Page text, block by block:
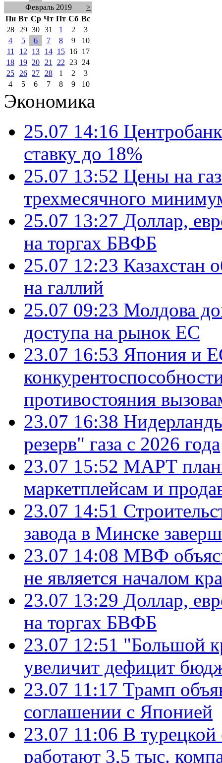
Февраль 2019
>
Пн Вт Ср Чт Пт Сб Вс
28
29 30 31 1 2
3
4
5 6 7 8 9
10
11
12 13 14 15 16
17
18
19 20 21 22 23
24
25
26 27 28 1 2
3
4
5 6 7 8 9 10
Экономика
25.07 14:16
ставку до 18%
25.07 13:52 Цены на
трехмесячного
25.07 13:27 Доллар,
на торгах БВФБ
25.07 12:23 Казахстан
на галлий
25.07 09:23 Молдова
доступа на рынок ЕС
23.07 16:53 Япония и
противостояния
23.07 16:38
резерв" газа с 2026 года
23.07 15:52 МАРТ
маркетплейсам и
23.07 14:51
завода в Минске
23.07 14:08 МВФ
не является началом
23.07 13:29 Доллар,
на торгах БВФБ
23.07 12:51 "Большой
увеличит дефицит
23.07 11:17 Трамп
соглашении с Японией
23.07 11:06 В
работают 3,5 тыс.